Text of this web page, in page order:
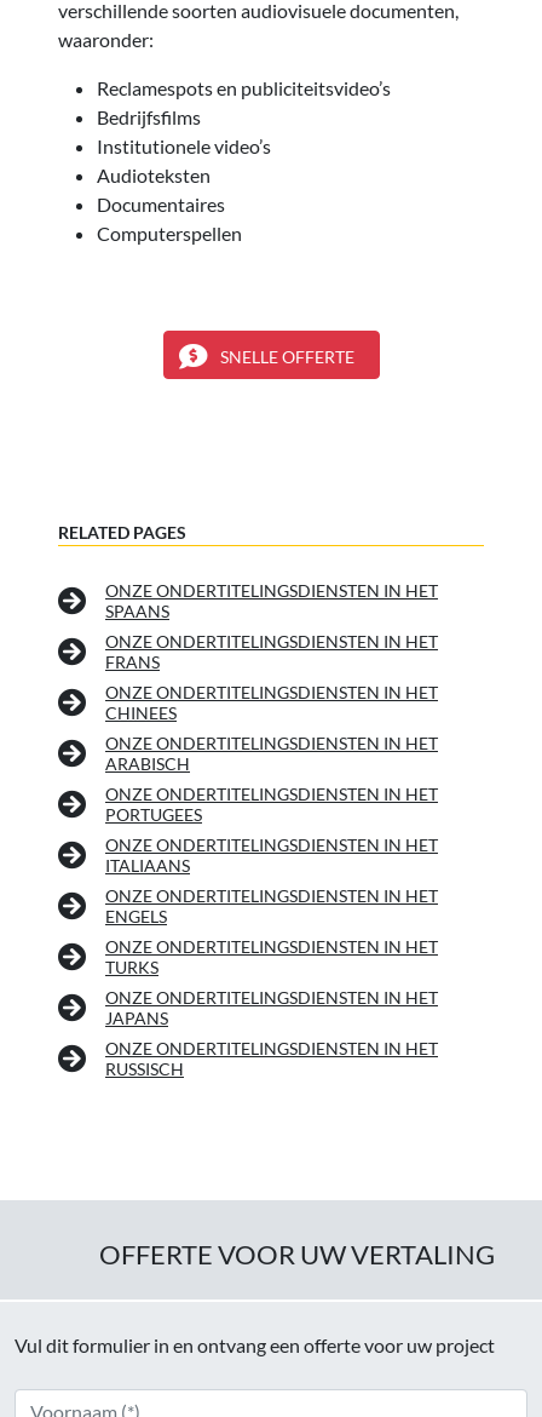
verschillende soorten audiovisuele documenten,
waaronder:
Reclamespots en publiciteitsvideo’s
Bedrijfsfilms
Institutionele video’s
Audioteksten
Documentaires
Computerspellen
SNELLE OFFERTE
RELATED PAGES
ONZE ONDERTITELINGSDIENSTEN IN HET
SPAANS
ONZE ONDERTITELINGSDIENSTEN IN HET
FRANS
ONZE ONDERTITELINGSDIENSTEN IN HET
CHINEES
ONZE ONDERTITELINGSDIENSTEN IN HET
ARABISCH
ONZE ONDERTITELINGSDIENSTEN IN HET
PORTUGEES
ONZE ONDERTITELINGSDIENSTEN IN HET
ITALIAANS
ONZE ONDERTITELINGSDIENSTEN IN HET
ENGELS
ONZE ONDERTITELINGSDIENSTEN IN HET
TURKS
ONZE ONDERTITELINGSDIENSTEN IN HET
JAPANS
ONZE ONDERTITELINGSDIENSTEN IN HET
RUSSISCH
OFFERTE VOOR UW VERTALING
Vul dit formulier in en ontvang een offerte voor uw project